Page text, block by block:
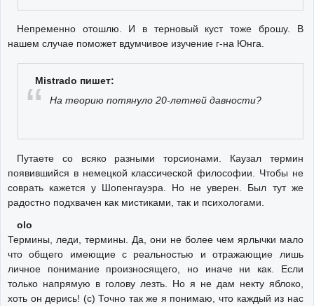
Непременно отошлю. И в терновый куст тоже брошу. В
нашем случае поможет вдумчивое изучение г-на Юнга.
Mistrado пишет:
На теорию потянуло 20-летней давности?
Путаете со всяко разными торсионами. Каузал термин
появившийся в немецкой классической философии. Чтобы не
соврать кажется у Шопенгауэра. Но не уверен. Был тут же
радостно подхвачен как мистиками, так и психологами.
olo
Термины, леди, термины. Да, они не более чем ярлычки мало
что общего имеющие с реальностью и отражающие лишь
личное понимание произносящего, но иначе ни как. Если
только напрямую в голову лезть. Но я не дам некту яблоко,
хоть он дерись! (с) Точно так же я понимаю, что каждый из нас